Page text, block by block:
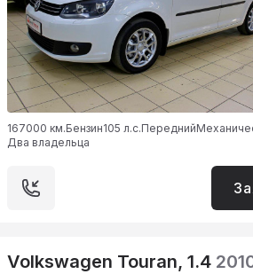
167000 км.Бензин105 л.с.Передний
Два владельца
Volkswagen Touran, 1.4